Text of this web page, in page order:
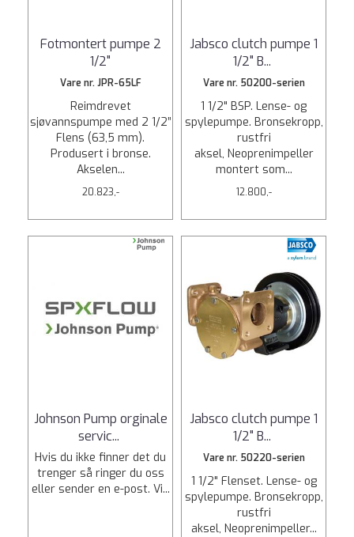
Fotmontert pumpe 2
1/2"
Vare nr. JPR-65LF
Reimdrevet
sjøvannspumpe med 2 1/2”
Flens (63,5 mm).
Produsert i bronse.
Akselen...
20.823,-
Jabsco clutch pumpe 1
1/2" B...
Vare nr. 50200-serien
1 1/2" BSP. Lense- og
spylepumpe. Bronsekropp,
rustfri
aksel, Neoprenimpeller
montert som...
12.800,-
Johnson Pump orginale
servic...
Hvis du ikke finner det du
trenger så ringer du oss
eller sender en e-post. Vi...
Jabsco clutch pumpe 1
1/2" B...
Vare nr. 50220-serien
1 1/2" Flenset. Lense- og
spylepumpe. Bronsekropp,
rustfri
aksel, Neoprenimpeller...